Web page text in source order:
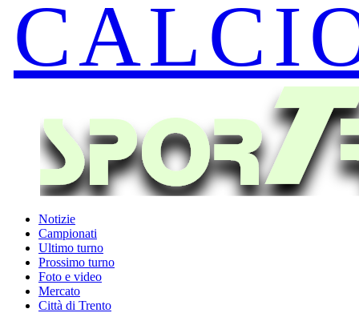
Notizie
Campionati
Ultimo turno
Prossimo turno
Foto e video
Mercato
Città di Trento